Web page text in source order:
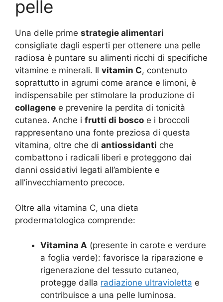
pelle
Una delle prime strategie alimentari
consigliate dagli esperti per ottenere una pelle
radiosa è puntare su alimenti ricchi di specifiche
vitamine e minerali. Il vitamin C, contenuto
soprattutto in agrumi come arance e limoni, è
indispensabile per stimolare la produzione di
collagene e prevenire la perdita di tonicità
cutanea. Anche i frutti di bosco e i broccoli
rappresentano una fonte preziosa di questa
vitamina, oltre che di antiossidanti che
combattono i radicali liberi e proteggono dai
danni ossidativi legati all’ambiente e
all’invecchiamento precoce.
Oltre alla vitamina C, una dieta
prodermatologica comprende:
Vitamina A (presente in carote e verdure
a foglia verde): favorisce la riparazione e
rigenerazione del tessuto cutaneo,
protegge dalla radiazione ultravioletta e
contribuisce a una pelle luminosa.